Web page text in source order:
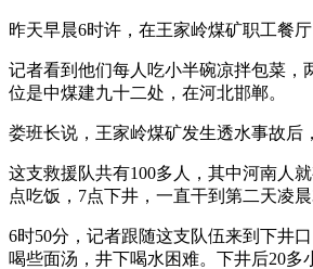
昨天早晨6时许，在王家岭煤矿职工餐
记者看到他们每人吃小半碗凉拌包菜
位是中煤建九十二处，在河北邯郸。
娄班长说，王家岭煤矿发生透水事故后
这支救援队共有100多人，其中河南人
点吃饭，7点下井，一直干到第二天凌
6时50分，记者跟随这支队伍来到下井
喝些面汤，井下喝水困难。下井后20